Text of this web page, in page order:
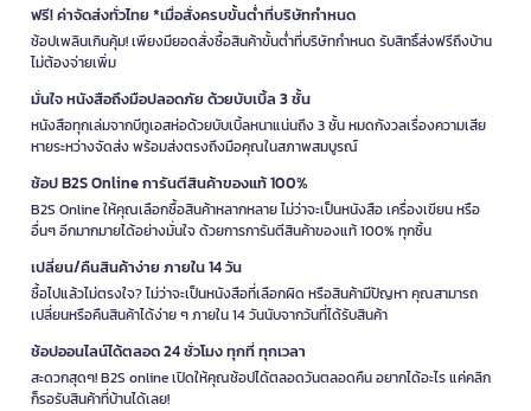
ฟรี! ค่าจัดส่งทั่วไทย *เมื่อสั่งครบขั้นต่ำที่บริษัทกำหนด
ช้อปเพลินเกินคุ้ม! เพียงมียอดสั่งซื้อสินค้าขั้นต่ำที่บริษัทกำหนด รับสิทธิ์ส่งฟรีถึงบ้าน
ไม่ต้องจ่ายเพิ่ม
มั่นใจ หนังสือถึงมือปลอดภัย ด้วยบับเบิ้ล 3 ชั้น
หนังสือทุกเล่มจากบีทูเอสห่อด้วยบับเบิ้ลหนาแน่นถึง 3 ชั้น หมดกังวลเรื่องความเสีย
หายระหว่างจัดส่ง พร้อมส่งตรงถึงมือคุณในสภาพสมบูรณ์
ช้อป B2S Online การันตีสินค้าของแท้ 100%
B2S Online ให้คุณเลือกซื้อสินค้าหลากหลาย ไม่ว่าจะเป็นหนังสือ เครื่องเขียน หรือ
อื่นๆ อีกมากมายได้อย่างมั่นใจ ด้วยการการันตีสินค้าของแท้ 100% ทุกชิ้น
เปลี่ยน/คืนสินค้าง่าย ภายใน 14 วัน
ซื้อไปแล้วไม่ตรงใจ? ไม่ว่าจะเป็นหนังสือที่เลือกผิด หรือสินค้ามีปัญหา คุณสามารถ
เปลี่ยนหรือคืนสินค้าได้ง่าย ๆ ภายใน 14 วันนับจากวันที่ได้รับสินค้า
ช้อปออนไลน์ได้ตลอด 24 ชั่วโมง ทุกที่ ทุกเวลา
สะดวกสุดๆ! B2S online เปิดให้คุณช้อปได้ตลอดวันตลอดคืน อยากได้อะไร แค่คลิก
ก็รอรับสินค้าที่บ้านได้เลย!